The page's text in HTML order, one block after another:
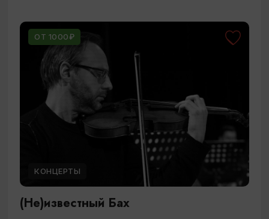
ОТ 1000₽
КОНЦЕРТЫ
(Не)известный Бах